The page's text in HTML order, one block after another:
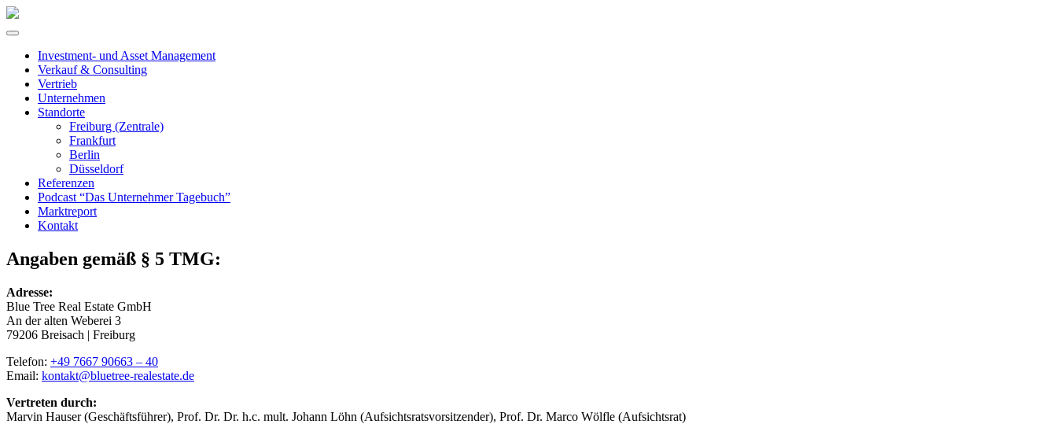
Investment- und Asset Management
Verkauf & Consulting
Vertrieb
Unternehmen
Standorte
Freiburg (Zentrale)
Frankfurt
Berlin
Düsseldorf
Referenzen
Podcast “Das Unternehmer Tagebuch”
Marktreport
Kontakt
Angaben gemäß § 5 TMG:
Adresse:
Blue Tree Real Estate GmbH
An der alten Weberei 3
79206 Breisach | Freiburg
Telefon: +49 7667 90663 – 40
Email: kontakt@bluetree-realestate.de
Vertreten durch:
Marvin Hauser (Geschäftsführer), Prof. Dr. Dr. h.c. mult. Johann Löhn (Aufsichtsratsvorsitzender), Prof. Dr. Marco Wölfle (Aufsichtsrat)